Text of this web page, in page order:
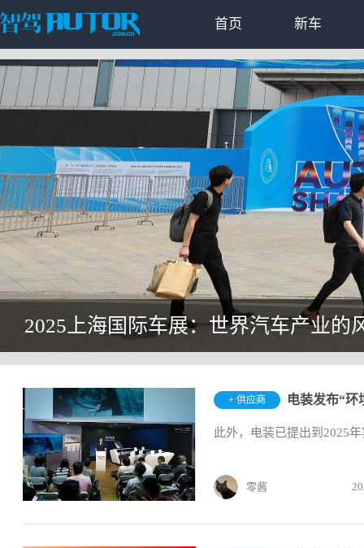
首页 新车
2025上海国际车展：世界汽车产业的
+ 供应商
此外，电装已提出到2025
零酱